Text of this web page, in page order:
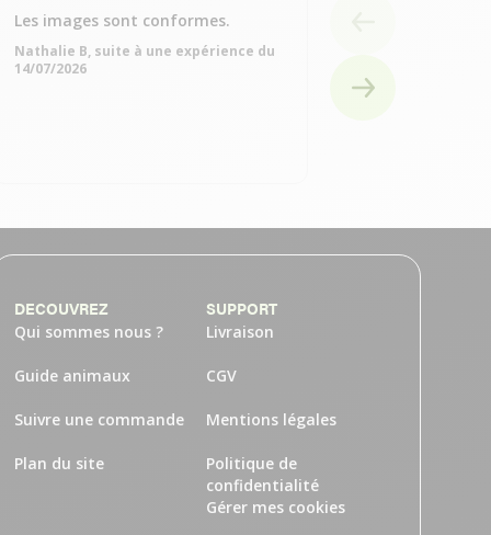
Les images sont conformes.
Nathalie B, suite à une expérience du
14/07/2026
DECOUVREZ
Qui sommes nous ?
Guide animaux
Suivre une commande
Plan du site
SUPPORT
Livraison
CGV
Mentions légales
Politique de
confidentialité
Gérer mes cookies